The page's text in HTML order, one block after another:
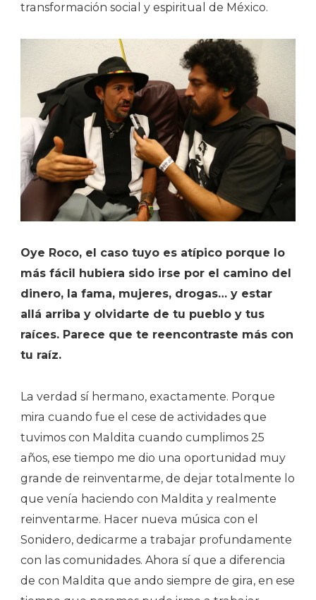
transformación social y espiritual de México.
Oye Roco, el caso tuyo es atípico porque lo
más fácil hubiera sido irse por el camino del
dinero, la fama, mujeres, drogas… y estar
allá arriba y olvidarte de tu pueblo y tus
raíces. Parece que te reencontraste más con
tu raíz.
La verdad sí hermano, exactamente. Porque
mira cuando fue el cese de actividades que
tuvimos con Maldita cuando cumplimos 25
años, ese tiempo me dio una oportunidad muy
grande de reinventarme, de dejar totalmente lo
que venía haciendo con Maldita y realmente
reinventarme. Hacer nueva música con el
Sonidero, dedicarme a trabajar profundamente
con las comunidades. Ahora sí que a diferencia
de con Maldita que ando siempre de gira, en ese